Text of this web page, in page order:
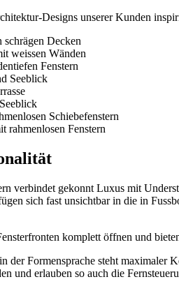
Designs unserer Kunden
verbindet gekonnt Luxus mit
sich fast unsichtbar in die in
komplett öffnen und
der Formensprache steht maximaler
und erlauben so auch die